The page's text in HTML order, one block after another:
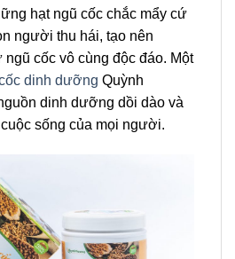
hạt ngũ cốc chắc mẩy cứ
người thu hái, tạo nên
cốc vô cùng độc đáo. Một
dinh dưỡng Quỳnh
dinh dưỡng dồi dào và
sống của mọi người.